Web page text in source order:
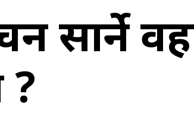
सार्ने
?